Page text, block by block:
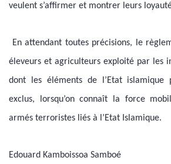
veulent s’affirmer et montrer leurs
En attendant toutes précisions, le
éleveurs et agriculteurs exploité par les
dont les éléments de l’Etat
exclus, lorsqu’on connaît la force
armés terroristes liés à l’Etat Islamique.
Edouard Kamboissoa Samboé